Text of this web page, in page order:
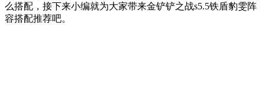
么搭配，接下来小编就为大家带来金铲铲之战s5.5铁盾豹雯阵
容搭配推荐吧。